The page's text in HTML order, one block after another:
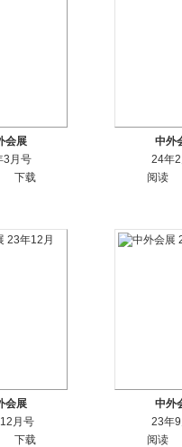
会展
3月号
下载
中外
24年
阅读
会展
月号
下载
中外
23年
阅读